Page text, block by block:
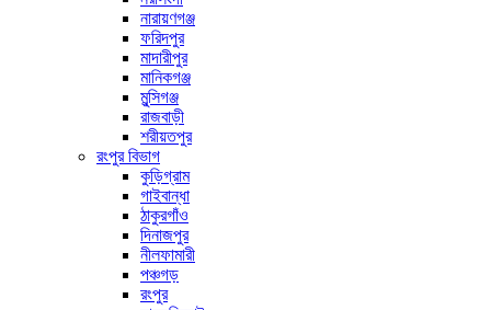
নারায়ণগঞ্জ
ফরিদপুর
মাদারীপুর
মানিকগঞ্জ
মুন্সিগঞ্জ
রাজবাড়ী
শরীয়তপুর
রংপুর বিভাগ
কুড়িগ্রাম
গাইবান্ধা
ঠাকুরগাঁও
দিনাজপুর
নীলফামারী
পঞ্চগড়
রংপুর